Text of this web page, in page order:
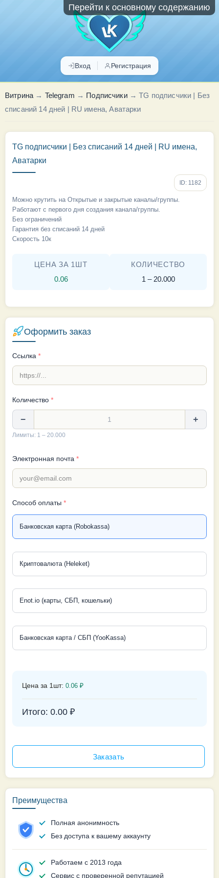
Перейти к основному содержанию
Вход Регистрация
Витрина→ Telegram → Подписчики→TG подписчики | Без
списаний 14 дней | RU имена, Аватарки
TG подписчики | Без списаний 14 дней | RU имена,
Аватарки
ID: 1182
Можно крутить на Открытые и закрытые каналы/группы.
Работают с первого дня создания канала/группы.
Без ограничений
Гарантия без списаний 14 дней
Скорость 10к
ЦЕНА ЗА 1ШТ
0.06
КОЛИЧЕСТВО
1 – 20.000
Оформить заказ
Ссылка *
Количество *
− +
Лимиты: 1 – 20.000
Электронная почта *
Способ оплаты *
Банковская карта (Robokassa)
Криптовалюта (Heleket)
Enot.io (карты, СБП, кошельки)
Банковская карта / СБП (YooKassa)
Цена за 1шт: 0.06 ₽
Итого: 0.00 ₽
Преимущества
Полная анонимность
Без доступа к вашему аккаунту
Работаем с 2013 года
Сервис с проверенной репутацией